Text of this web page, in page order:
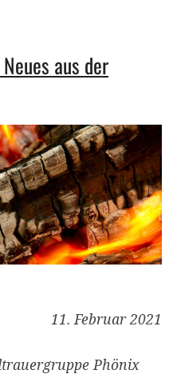
aus der
11. Februar 2021
Phönix